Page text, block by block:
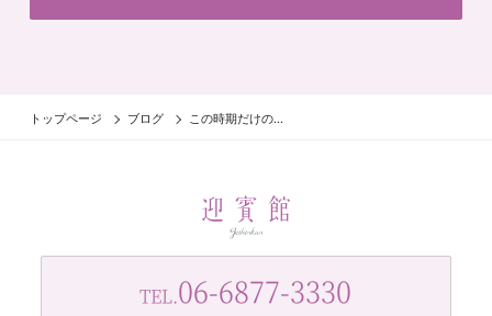
トップページ ブログ この時期だけの...
TEL.06-6877-3330